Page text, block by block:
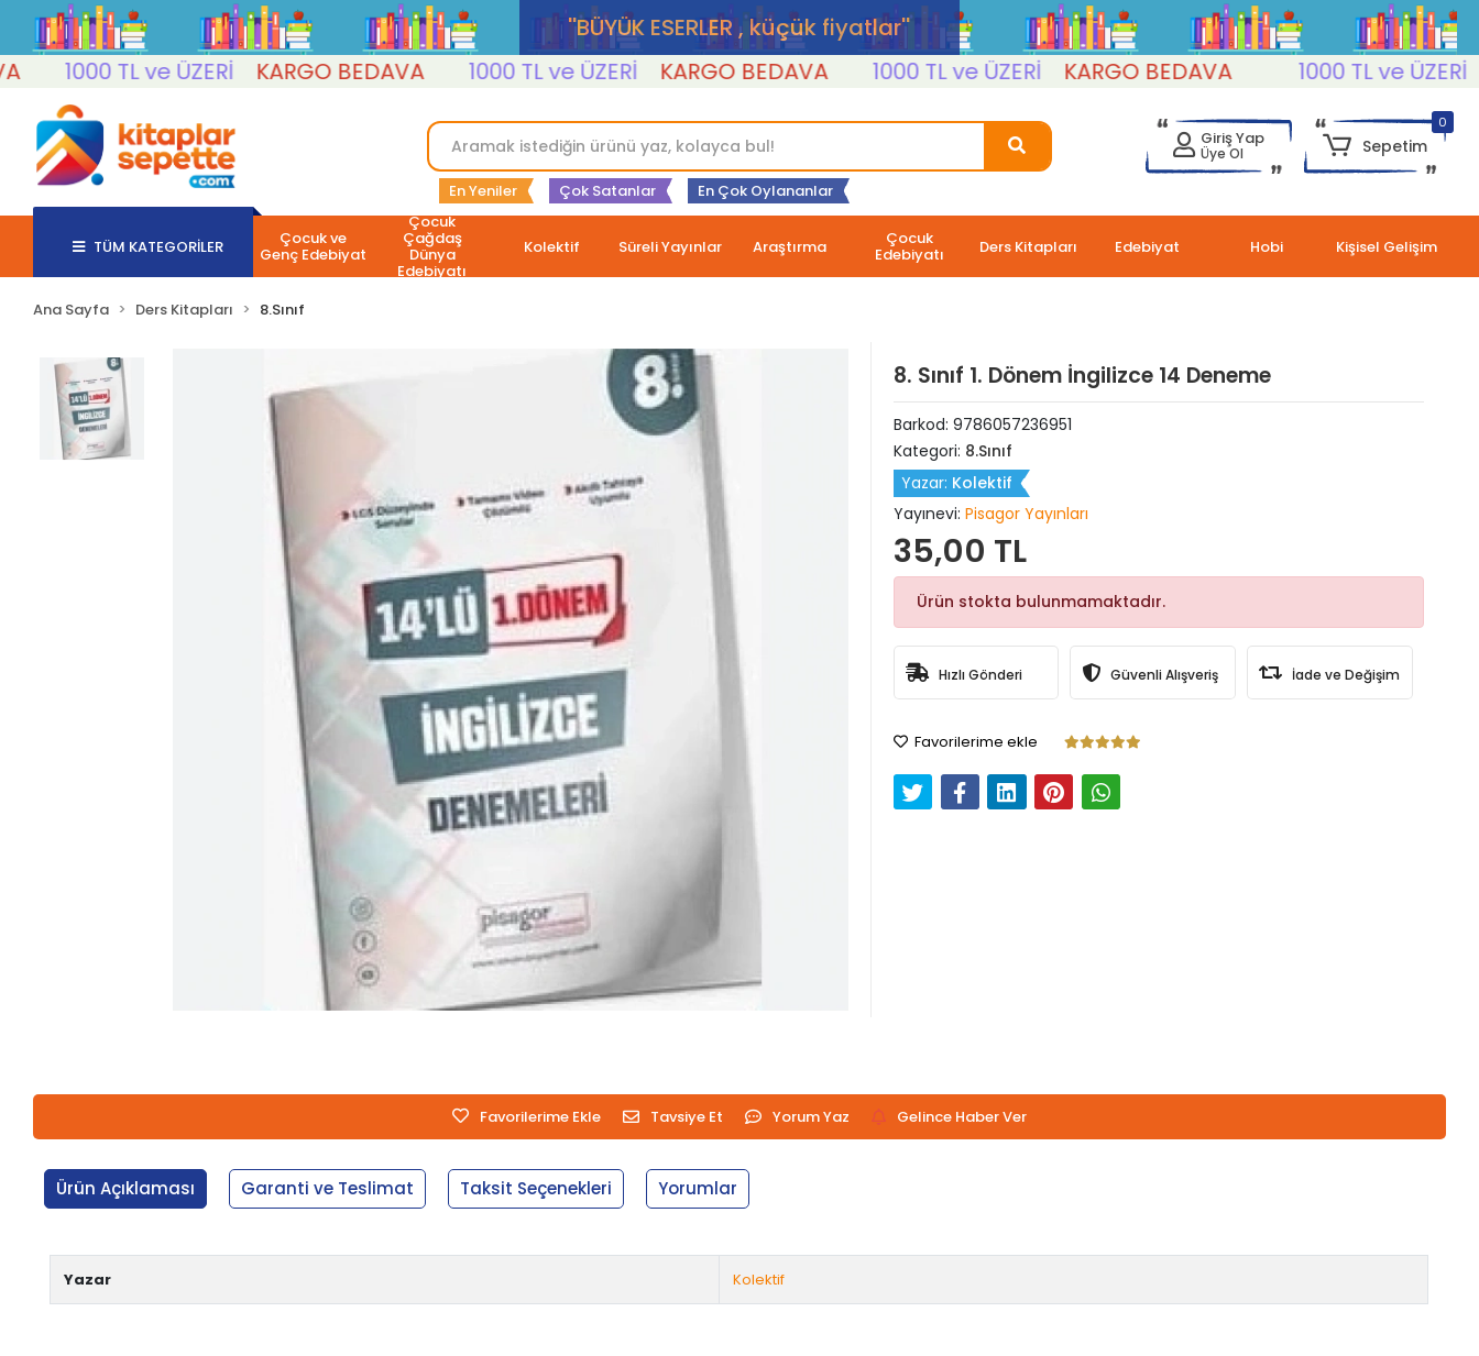
''BÜYÜK ESERLER , küçük fiyatlar''
1000 TL ve ÜZERİ
KARGO BEDAVA 1000 TL ve ÜZERİ KARGO BEDAVA 1000 TL ve ÜZERİ KARGO BEDAVA 1000 TL ve ÜZERİ
En Yeniler Çok Satanlar En Çok Oylananlar
Giriş Yap
Üye Ol
0
Sepetim
TÜM KATEGORİLER Çocuk ve
Genç Edebiyat
Çocuk
Çağdaş
Dünya
Edebiyatı
Kolektif Süreli Yayınlar Araştırma Çocuk
Edebiyatı Ders Kitapları Edebiyat Hobi Kişisel Gelişim
Ana Sayfa Ders Kitapları 8.Sınıf
8. Sınıf 1. Dönem İngilizce 14 Deneme
Barkod: 9786057236951
Kategori: 8.Sınıf
Yazar: Kolektif
Yayınevi: Pisagor Yayınları
35,00 TL
Ürün stokta bulunmamaktadır.
Hızlı Gönderi Güvenli Alışveriş İade ve Değişim
Favorilerime ekle
Favorilerime Ekle Tavsiye Et Yorum Yaz Gelince Haber Ver
Ürün Açıklaması Garanti ve Teslimat Taksit Seçenekleri Yorumlar
Yazar Kolektif